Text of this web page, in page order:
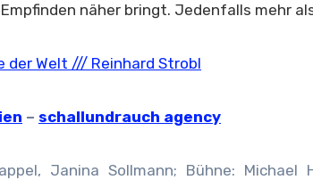
näher bringt. Jedenfalls mehr
der Welt /// Reinhard Strobl
– schallundrauch agency
Janina Sollmann; Bühne: Michael